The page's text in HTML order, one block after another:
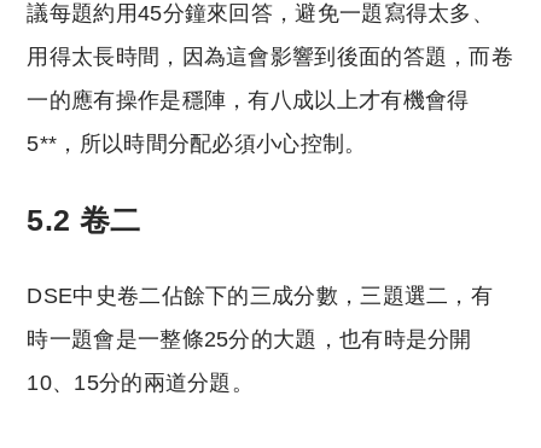
議每題約用45分鐘來回答，避免一題寫得太多、
用得太長時間，因為這會影響到後面的答題，而卷
一的應有操作是穩陣，有八成以上才有機會得
5**，所以時間分配必須小心控制。
5.2 卷二
DSE中史卷二佔餘下的三成分數，三題選二，有
時一題會是一整條25分的大題，也有時是分開
10、15分的兩道分題。